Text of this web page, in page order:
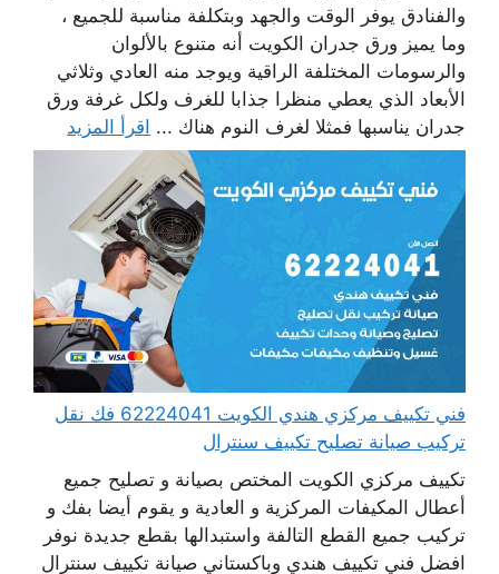
والفنادق يوفر الوقت والجهد وبتكلفة مناسبة للجميع ،
وما يميز ورق جدران الكويت أنه متنوع بالألوان
والرسومات المختلفة الراقية ويوجد منه العادي وثلاثي
الأبعاد الذي يعطي منظرا جذابا للغرف ولكل غرفة ورق
جدران يناسبها فمثلا لغرف النوم هناك ... اقرأ المزيد
فني تكييف مركزي هندي الكويت 62224041 فك نقل
تركيب صيانة تصليح تكييف سنترال
تكييف مركزي الكويت المختص بصيانة و تصليح جميع
أعطال المكيفات المركزية و العادية و يقوم أيضا بفك و
تركيب جميع القطع التالفة واستبدالها بقطع جديدة نوفر
افضل فني تكييف هندي وباكستاني صيانة تكييف سنترال